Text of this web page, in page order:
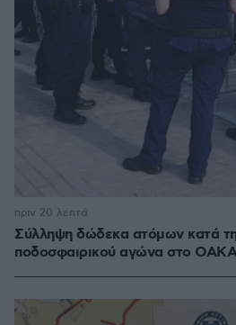
Σύλληψη δώδεκα ατόμων κατά τη
ποδοσφαιρικού αγώνα στο ΟΑΚΑ
πριν 20 λεπτά